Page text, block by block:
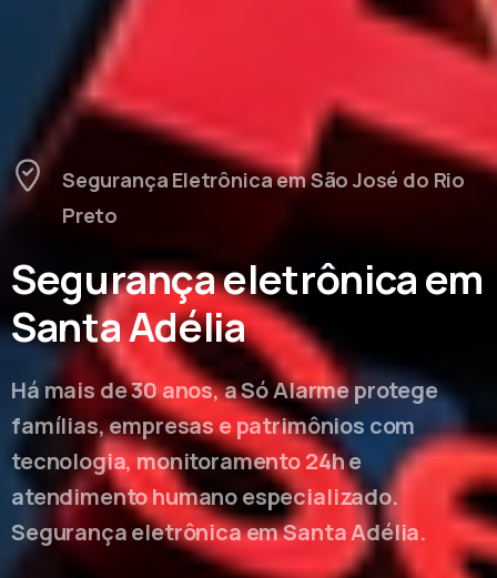
Segurança Eletrônica em São José do Rio
Preto
Segurança eletrônica em
Santa Adélia
Há mais de 30 anos, a Só Alarme protege
famílias, empresas e patrimônios com
tecnologia, monitoramento 24h e
atendimento humano especializado.
Segurança eletrônica em Santa Adélia.